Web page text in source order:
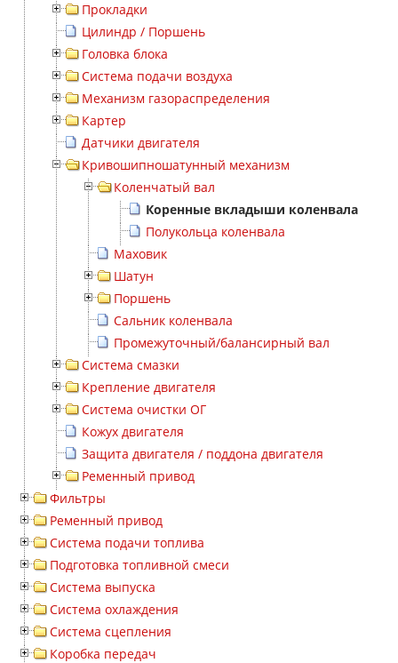
Прокладки
Цилиндр / Поршень
Головка блока
Система подачи воздуха
Механизм газораспределения
Картер
Датчики двигателя
Кривошипношатунный механизм
Коленчатый вал
Коренные вкладыши коленвала
Полукольца коленвала
Маховик
Шатун
Поршень
Сальник коленвала
Промежуточный/балансирный вал
Система смазки
Крепление двигателя
Система очистки ОГ
Кожух двигателя
Защита двигателя / поддона двигателя
Ременный привод
Фильтры
Ременный привод
Система подачи топлива
Подготовка топливной смеси
Система выпуска
Система охлаждения
Система сцепления
Коробка передач